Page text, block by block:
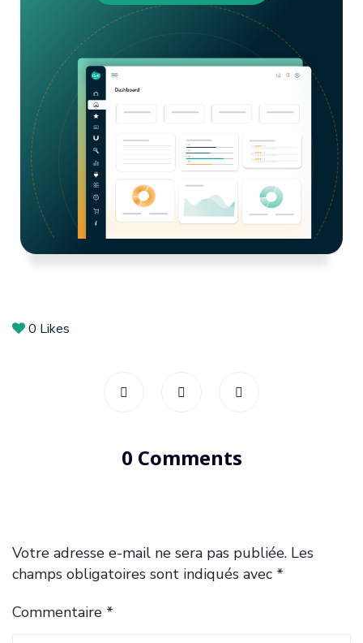
0 Likes
0 Comments
Votre adresse e-mail ne sera pas publiée. Les
champs obligatoires sont indiqués avec *
Commentaire *